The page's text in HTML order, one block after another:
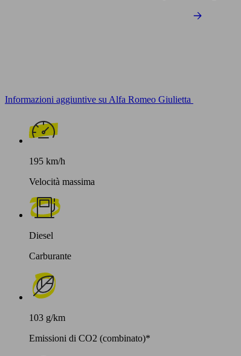
Informazioni aggiuntive su Alfa Romeo Giulietta
195 km/h
Velocità massima
Diesel
Carburante
103 g/km
Emissioni di CO2 (combinato)*